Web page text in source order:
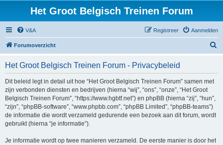
Het Groot Belgisch Treinen Forum
V&A Aanmelden
Registreer
Forumoverzicht
Het Groot Belgisch Treinen Forum - Privacybeleid
Dit beleid legt in detail uit hoe “Het Groot Belgisch Treinen Forum” samen met
zijn verbonden diensten en bedrijven (hierna “wij”, “ons”, “onze”, “Het Groot
Belgisch Treinen Forum”, “https://www.hgbtf.net”) en phpBB (hierna “zij”, “hun”,
“zijn”, “phpBB-software”, “www.phpbb.com”, “phpBB Limited”, “phpBB-teams”)
de informatie die wordt verzameld gedurende een bezoek aan dit forum, wordt
gebruikt (hierna “je informatie”).
Je informatie wordt op twee manieren verzameld. De eerste manier is door het